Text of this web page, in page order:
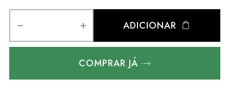
ADICIONAR
COMPRAR JÁ